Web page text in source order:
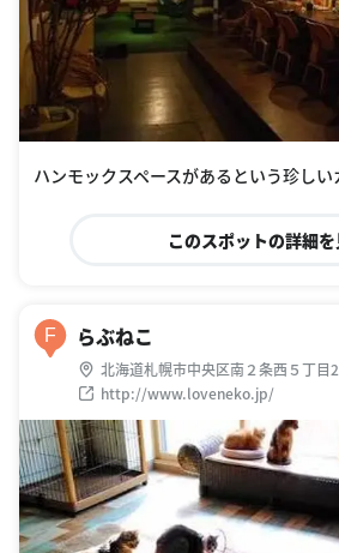
ハンモックスペースがあるという珍しい
このスポットの詳細
F らぶねこ
北海道札幌市中央区南２条西５丁目
503
http://www.loveneko.jp/